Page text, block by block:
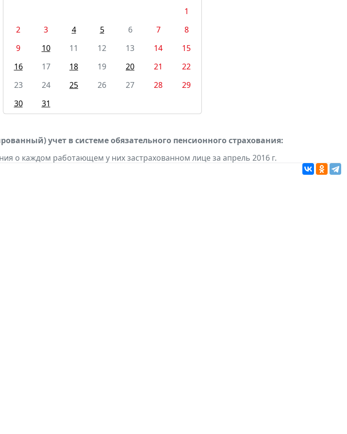
1
2
3 4 5 6 7
8
9
10 11 12 13 14
15
16
17 18 19 20 21
22
23
24 25 26 27 28
29
30
31
учет в системе обязательного пенсионного страхования:
о каждом работающем у них застрахованном лице за апрель 2016 г.